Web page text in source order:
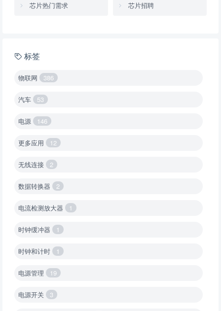
芯片热门需求 芯片招聘
标签
物联网 386
汽车 53
电源 146
更多应用 12
无线连接 2
数据转换器 2
电流检测放大器 1
时钟缓冲器 1
时钟和计时 1
电源管理 19
电源开关 3